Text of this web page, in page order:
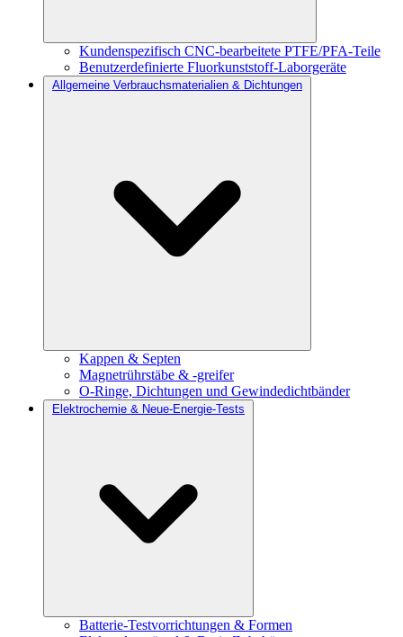
Kundenspezifisch CNC-bearbeitete PTFE/PFA-Teile
Benutzerdefinierte Fluorkunststoff-Laborgeräte
Allgemeine Verbrauchsmaterialien & Dichtungen
Kappen & Septen
Magnetrührstäbe & -greifer
O-Ringe, Dichtungen und Gewindedichtbänder
Elektrochemie & Neue-Energie-Tests
Batterie-Testvorrichtungen & Formen